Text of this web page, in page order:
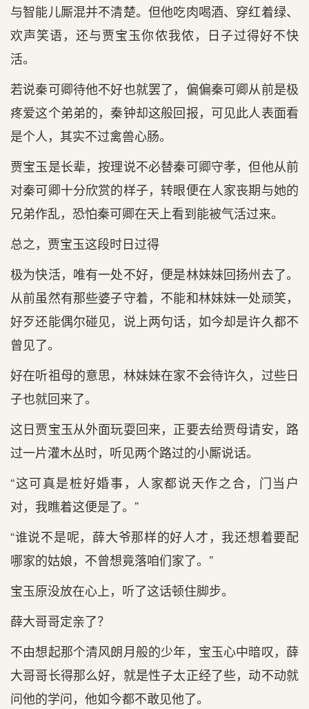
与智能儿厮混并不清楚。但他吃肉喝酒、穿红着绿、
欢声笑语，还与贾宝玉你侬我侬，日子过得好不快
活。
若说秦可卿待他不好也就罢了，偏偏秦可卿从前是极
疼爱这个弟弟的，秦钟却这般回报，可见此人表面看
是个人，其实不过禽兽心肠。
贾宝玉是长辈，按理说不必替秦可卿守孝，但他从前
对秦可卿十分欣赏的样子，转眼便在人家丧期与她的
兄弟作乱，恐怕秦可卿在天上看到能被气活过来。
总之，贾宝玉这段时日过得
极为快活，唯有一处不好，便是林妹妹回扬州去了。
从前虽然有那些婆子守着，不能和林妹妹一处顽笑，
好歹还能偶尔碰见，说上两句话，如今却是许久都不
曾见了。
好在听祖母的意思，林妹妹在家不会待许久，过些日
子也就回来了。
这日贾宝玉从外面玩耍回来，正要去给贾母请安，路
过一片灌木丛时，听见两个路过的小厮说话。
“这可真是桩好婚事，人家都说天作之合，门当户
对，我瞧着这便是了。”
“谁说不是呢，薛大爷那样的好人才，我还想着要配
哪家的姑娘，不曾想竟落咱们家了。”
宝玉原没放在心上，听了这话顿住脚步。
薛大哥哥定亲了？
不由想起那个清风朗月般的少年，宝玉心中暗叹，薛
大哥哥长得那么好，就是性子太正经了些，动不动就
问他的学问，他如今都不敢见他了。